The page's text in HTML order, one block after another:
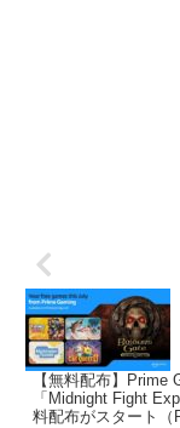
【無料配布】Prime
「Midnight Fight
料配布がスタート（